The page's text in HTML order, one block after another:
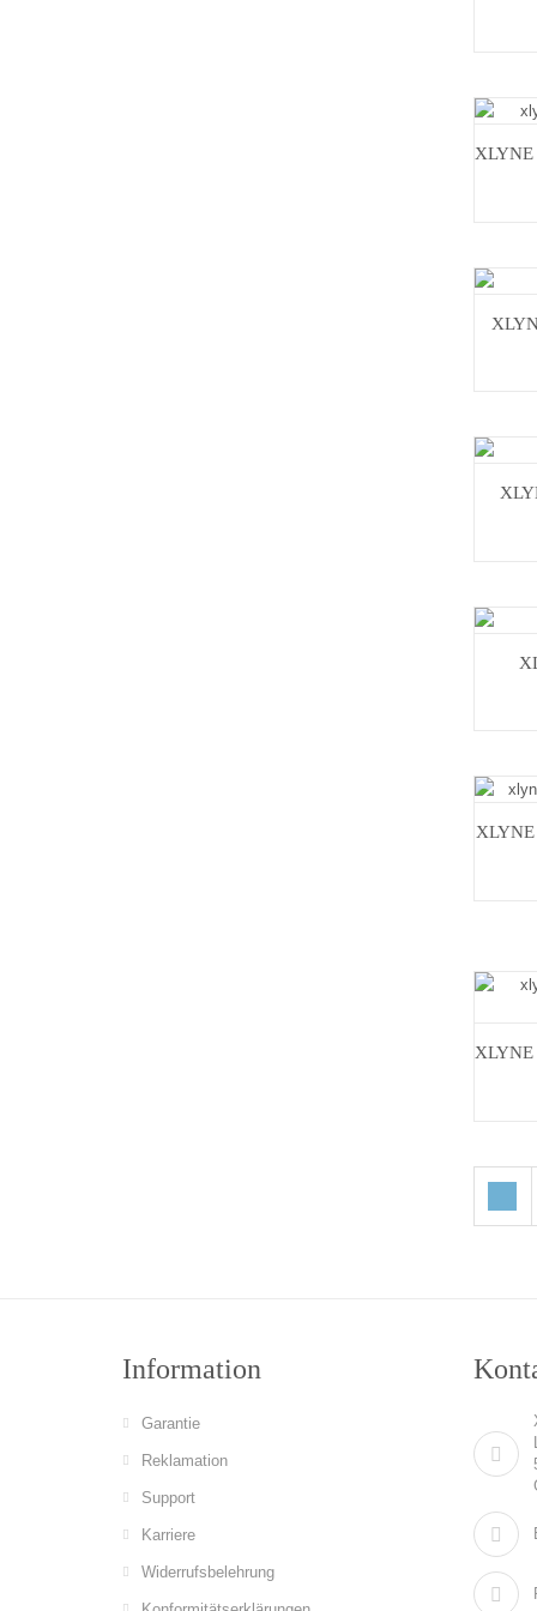
XLYNE
XLYNE
Information
Garantie
Reklamation
Support
Karriere
Widerrufsbelehrung